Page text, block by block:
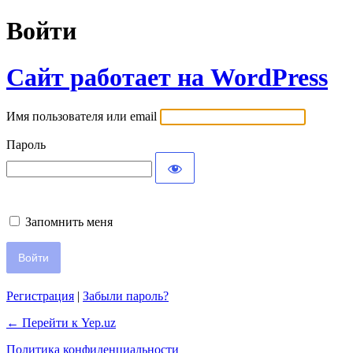
Войти
Сайт работает на WordPress
Имя пользователя или email
Пароль
Запомнить меня
Регистрация | Забыли пароль?
← Перейти к Yep.uz
Политика конфиденциальности